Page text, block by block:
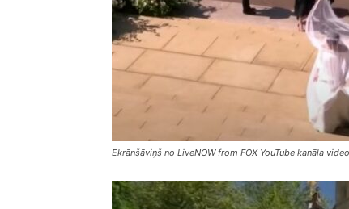
Ekrānšāviņš no LiveNOW from FOX YouTube kanāla